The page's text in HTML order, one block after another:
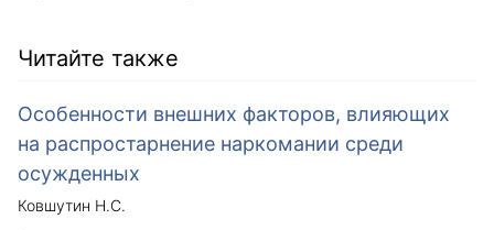
Читайте также
Особенности внешних факторов, влияющих
на распростарнение наркомании среди
осужденных
Ковшутин Н.С.